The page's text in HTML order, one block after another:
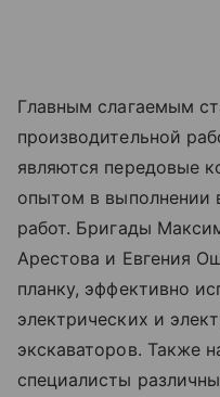
Главным слагаемым
производительной
являются передовые
опытом в
работ. Бригады
Арестова и Евгения
планку, эффективно
электрических и
экскаваторов. Также
специалисты